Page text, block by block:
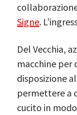
Signe.
Del Vecchia,
macchine per
disposizione
permettere a
cucito in